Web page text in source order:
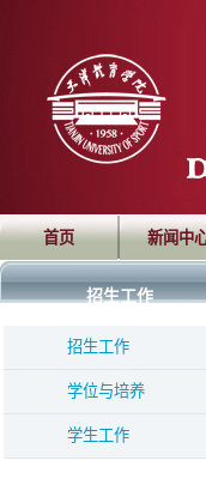
首页 新闻中
招生工作
招生工作
学位与培养
学生工作